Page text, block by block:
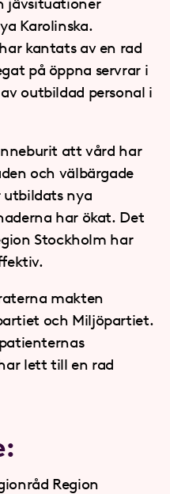
Karolinska.
kantats av en rad
på öppna servrar i
outbildad personal i
att vård har
och välbärgade
nya
har ökat. Det
Stockholm har
makten
och Miljöpartiet.
lett till en rad
Region